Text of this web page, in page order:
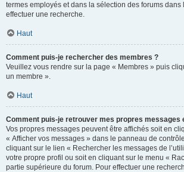
termes employés et dans la sélection des forums
effectuer une recherche.
Haut
Comment puis-je rechercher des membres ?
Veuillez vous rendre sur la page « Membres » puis
un membre ».
Haut
Comment puis-je retrouver mes propres messages
Vos propres messages peuvent être affichés soit en
« Afficher vos messages » dans le panneau de
cliquant sur le lien « Rechercher les messages de
votre propre profil ou soit en cliquant sur le menu «
partie supérieure du forum. Pour effectuer une